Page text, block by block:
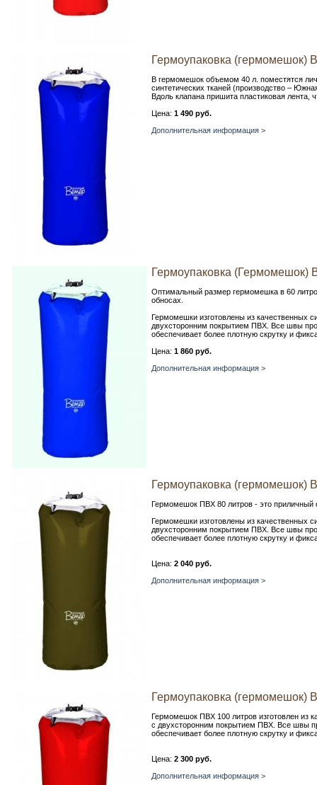
Гермоупаковка (гермомешок)
В гермомешок объемом 40 л. поместятся
синтетических тканей (производство –
Вдоль клапана пришита пластиковая лента,
Цена: 1 490 руб.
Дополнительная информация >
Гермоупаковка (Гермомешок)
Оптимальный размер гермомешка в 60
обносах.
Гермомешки изготовлены из качественных
двухсторонним покрытием ПВХ. Все швы
обеспечивает более плотную скрутку и
Цена: 1 860 руб.
Дополнительная информация >
Гермоупаковка (гермомешок)
Гермомешок ПВХ 80 литров - это приличный
Гермомешки изготовлены из качественных
двухсторонним покрытием ПВХ. Все швы
обеспечивает более плотную скрутку и
Цена: 2 040 руб.
Дополнительная информация >
Гермоупаковка (гермомешок)
Гермомешок ПВХ 100 литров изготовлен из
с двухсторонним покрытием ПВХ. Все швы
обеспечивает более плотную скрутку и
Цена: 2 300 руб.
Дополнительная информация >